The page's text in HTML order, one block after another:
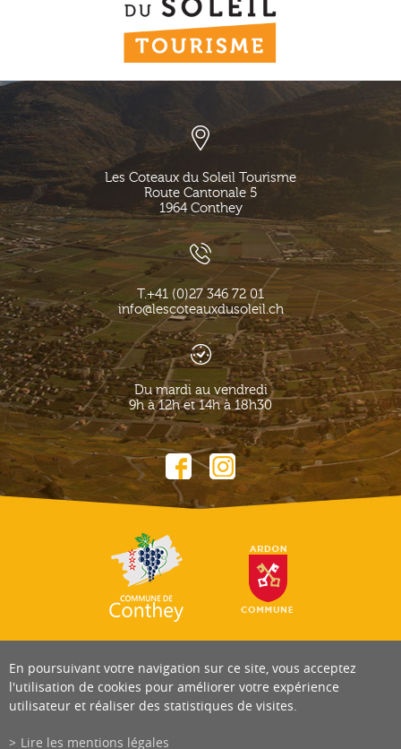
Les Coteaux du Soleil Tourisme
Route Cantonale 5
1964 Conthey
T.+41 (0)27 346 72 01
info@lescoteauxdusoleil.ch
Du mardi au vendredi
9h à 12h et 14h à 18h30
En poursuivant votre navigation sur ce site, vous acceptez
l'utilisation de cookies pour améliorer votre expérience
utilisateur et réaliser des statistiques de visites.
Lire les mentions légales